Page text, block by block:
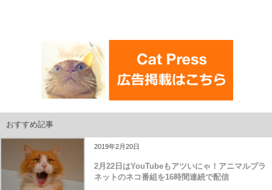
おすすめ記事
2019年2月20日
2月22日はYouTubeもアツいにゃ！アニマルプラ
ネットのネコ番組を16時間連続で配信